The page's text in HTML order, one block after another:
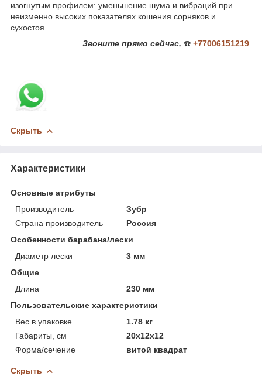
изогнутым профилем: уменьшение шума и вибраций при
неизменно высоких показателях кошения сорняков и
сухостоя.
Звоните прямо сейчас, ☎️ +77006151219
Скрыть
Характеристики
Основные атрибуты
Производитель
Зубр
Страна производитель
Россия
Особенности барабана/лески
Диаметр лески
3 мм
Общие
Длина
230 мм
Пользовательские характеристики
Вес в упаковке
1.78 кг
Габариты, см
20х12х12
Форма/сечение
витой квадрат
Скрыть